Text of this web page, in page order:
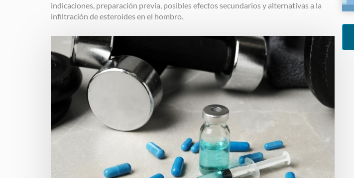
indicaciones, preparación previa, posibles efectos secundarios y alternativas a la
infiltración de esteroides en el hombro.